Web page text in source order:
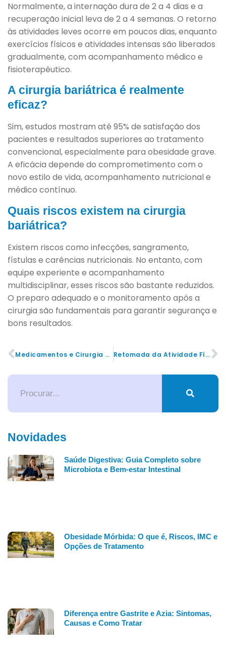
Normalmente, a internação dura de 2 a 4 dias e a
recuperação inicial leva de 2 a 4 semanas. O retorno
às atividades leves ocorre em poucos dias, enquanto
exercícios físicos e atividades intensas são liberados
gradualmente, com acompanhamento médico e
fisioterapêutico.
A cirurgia bariátrica é realmente
eficaz?
Sim, estudos mostram até 95% de satisfação dos
pacientes e resultados superiores ao tratamento
convencional, especialmente para obesidade grave.
A eficácia depende do comprometimento com o
novo estilo de vida, acompanhamento nutricional e
médico contínuo.
Quais riscos existem na cirurgia
bariátrica?
Existem riscos como infecções, sangramento,
fístulas e carências nutricionais. No entanto, com
equipe experiente e acompanhamento
multidisciplinar, esses riscos são bastante reduzidos.
O preparo adequado e o monitoramento após a
cirurgia são fundamentais para garantir segurança e
bons resultados.
Medicamentos e Cirurgia Bariátrica: O Que Você Precisa Saber Retomada da Atividade Física Após Bariátrica
Novidades
Saúde Digestiva: Guia Completo sobre
Microbiota e Bem-estar Intestinal
Obesidade Mórbida: O que é, Riscos, IMC e
Opções de Tratamento
Diferença entre Gastrite e Azia: Sintomas,
Causas e Como Tratar